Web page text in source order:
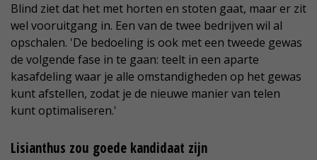
Blind ziet dat het met horten en stoten gaat, maar er zit
wel vooruitgang in. Een van de twee bedrijven wil al
opschalen. 'De bedoeling is ook met een tweede gewas
de volgende fase in te gaan: teelt in een aparte
kasafdeling waar je alle omstandigheden op het gewas
kunt afstellen, zodat je de nieuwe manier van telen
kunt optimaliseren.'
Lisianthus zou goede kandidaat zijn